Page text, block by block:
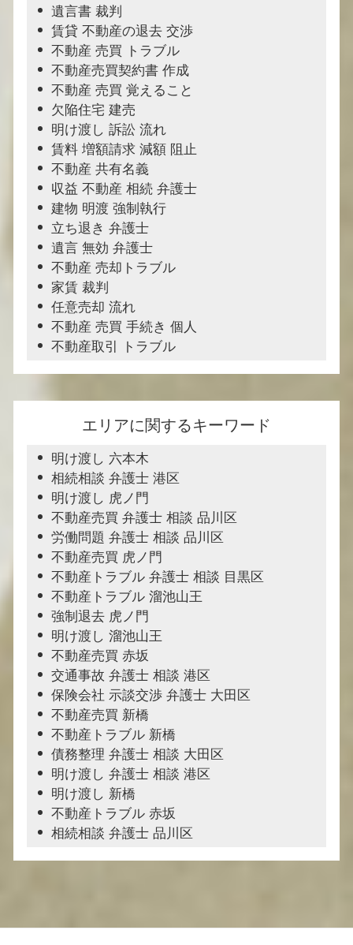
遺言書 裁判
賃貸 不動産の退去 交渉
不動産 売買 トラブル
不動産売買契約書 作成
不動産 売買 覚えること
欠陥住宅 建売
明け渡し 訴訟 流れ
賃料 増額請求 減額 阻止
不動産 共有名義
収益 不動産 相続 弁護士
建物 明渡 強制執行
立ち退き 弁護士
遺言 無効 弁護士
不動産 売却トラブル
家賃 裁判
任意売却 流れ
不動産 売買 手続き 個人
不動産取引 トラブル
エリアに関するキーワード
明け渡し 六本木
相続相談 弁護士 港区
明け渡し 虎ノ門
不動産売買 弁護士 相談 品川区
労働問題 弁護士 相談 品川区
不動産売買 虎ノ門
不動産トラブル 弁護士 相談 目黒区
不動産トラブル 溜池山王
強制退去 虎ノ門
明け渡し 溜池山王
不動産売買 赤坂
交通事故 弁護士 相談 港区
保険会社 示談交渉 弁護士 大田区
不動産売買 新橋
不動産トラブル 新橋
債務整理 弁護士 相談 大田区
明け渡し 弁護士 相談 港区
明け渡し 新橋
不動産トラブル 赤坂
相続相談 弁護士 品川区